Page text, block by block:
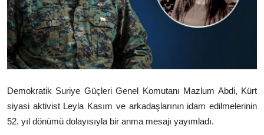
İletişim
Türkçe Kurdi
Demokratik Suriye GüçleriGenel Komutanı Mazlum Abdi, Kürt
siyasi aktivist Leyla Kasım ve arkadaşlarının idam edilmelerinin
52. yıl dönümü dolayısıyla bir anma mesajı yayımladı.